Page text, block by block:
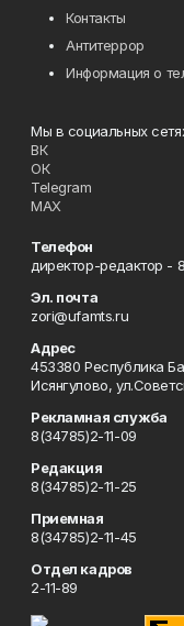
Контакты
Антитеррор
Информация о
Мы в социальных
ВК
ОК
Telegram
MAX
Телефон
директор-редактор -
Эл. почта
zori@ufamts.ru
Адрес
453380 Республика
Исянгулово,
Рекламная служба
8(34785)2-11-09
Редакция
8(34785)2-11-25
Приемная
8(34785)2-11-45
Отдел кадров
2-11-89